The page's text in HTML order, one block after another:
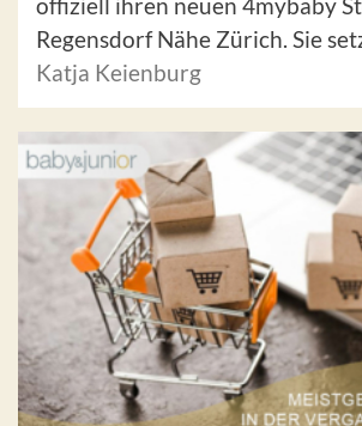
offiziell ihren neuen 4mybaby
Regensdorf Nähe Zürich. Sie
Katja Keienburg